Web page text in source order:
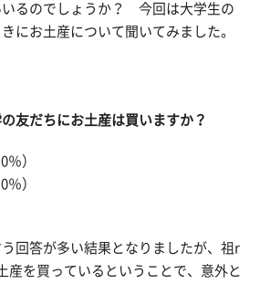
いるのでしょうか？ 今回は大学生の
にお土産について聞いてみました。
友だちにお土産は買いますか？
）
）
回答が多い結果となりましたが、祖r
産を買っているということで、意外と